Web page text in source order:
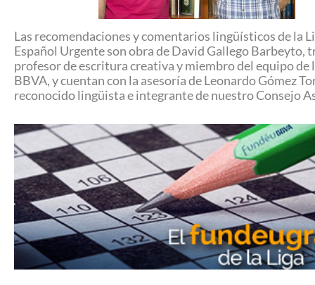
Las recomendaciones y comentarios lingüísticos de la
Español Urgente son obra de David Gallego Barbeyto,
profesor de escritura creativa y miembro del equipo de
BBVA, y cuentan con la asesoría de Leonardo Gómez
reconocido lingüista e integrante de nuestro Consejo